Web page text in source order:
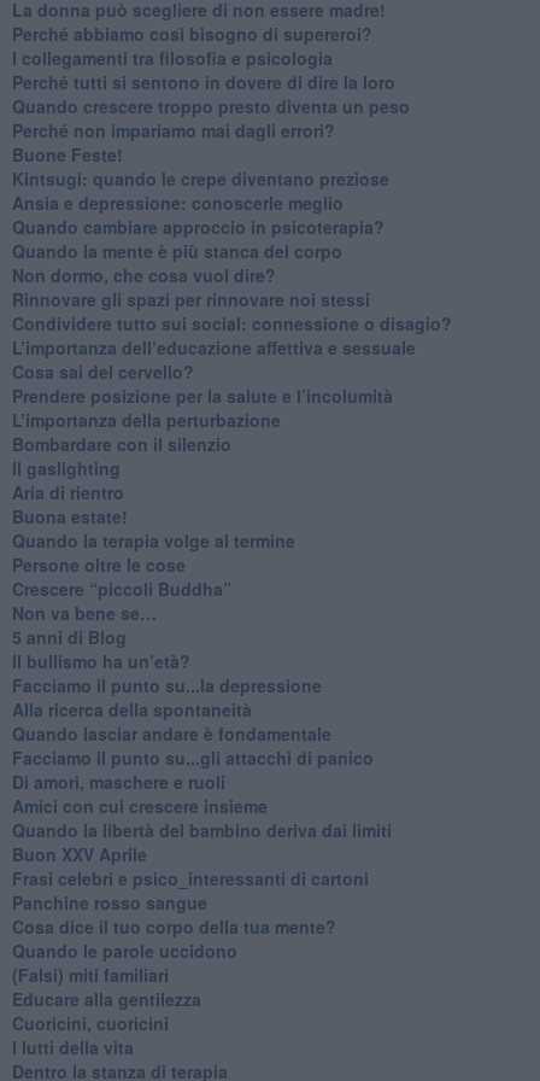
​La donna può scegliere di non essere madre!
​Perché abbiamo così bisogno di supereroi?
​I collegamenti tra filosofia e psicologia
​Perché tutti si sentono in dovere di dire la loro
​Quando crescere troppo presto diventa un peso
​Perché non impariamo mai dagli errori?
​Buone Feste!
​Kintsugi: quando le crepe diventano preziose
Ansia e depressione: conoscerle meglio
Quando cambiare approccio in psicoterapia?
​Quando la mente è più stanca del corpo
Non dormo, che cosa vuol dire?
​Rinnovare gli spazi per rinnovare noi stessi
​Condividere tutto sui social: connessione o disagio?
​L’importanza dell’educazione affettiva e sessuale
​Cosa sai del cervello?
Prendere posizione per la salute e l’incolumità
L’importanza della perturbazione
​Bombardare con il silenzio
Il gaslighting
Aria di rientro
Buona estate!
​Quando la terapia volge al termine
​Persone oltre le cose
​Crescere “piccoli Buddha”
Non va bene se…
​5 anni di Blog
​Il bullismo ha un’età?
Facciamo il punto su...la depressione
​Alla ricerca della spontaneità
​Quando lasciar andare è fondamentale
Facciamo il punto su...gli attacchi di panico
Di amori, maschere e ruoli
​Amici con cui crescere insieme
​Quando la libertà del bambino deriva dai limiti
Buon XXV Aprile
​Frasi celebri e psico_interessanti di cartoni
​Panchine rosso sangue
​Cosa dice il tuo corpo della tua mente?
​Quando le parole uccidono
​(Falsi) miti familiari
​Educare alla gentilezza
​Cuoricini, cuoricini
I lutti della vita
​Dentro la stanza di terapia